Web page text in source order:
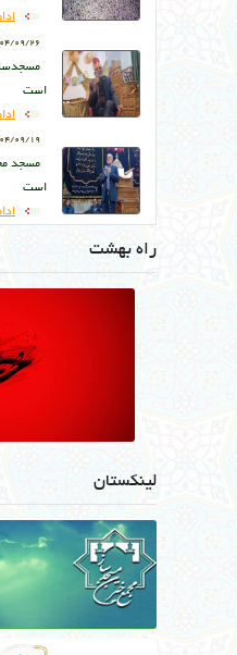
ادامه
1404/09/26
مسجدسازی
است
ادامه
1404/09/19
مسجد محور
است
ادامه
راه بهشت
لینکستان